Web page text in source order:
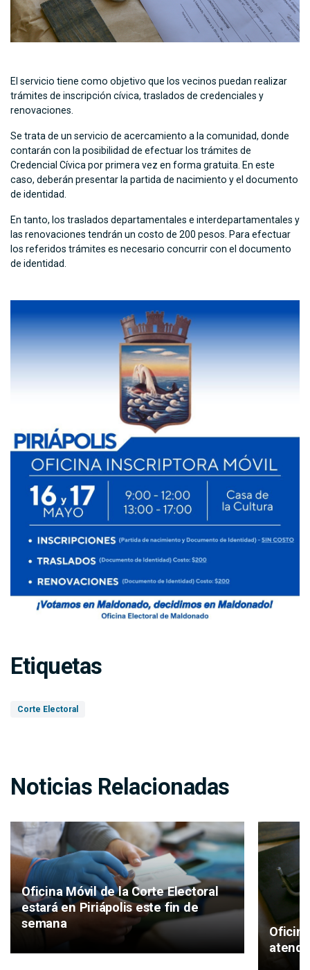
El servicio tiene como objetivo que los vecinos puedan realizar
trámites de inscripción cívica, traslados de credenciales y
renovaciones.
Se trata de un servicio de acercamiento a la comunidad, donde
contarán con la posibilidad de efectuar los trámites de
Credencial Cívica por primera vez en forma gratuita. En este
caso, deberán presentar la partida de nacimiento y el documento
de identidad.
En tanto, los traslados departamentales e interdepartamentales y
las renovaciones tendrán un costo de 200 pesos. Para efectuar
los referidos trámites es necesario concurrir con el documento
de identidad.
Etiquetas
Corte Electoral
Noticias Relacionadas
Oficina Móvil de la Corte Electoral
estará en Piriápolis este fin de
semana